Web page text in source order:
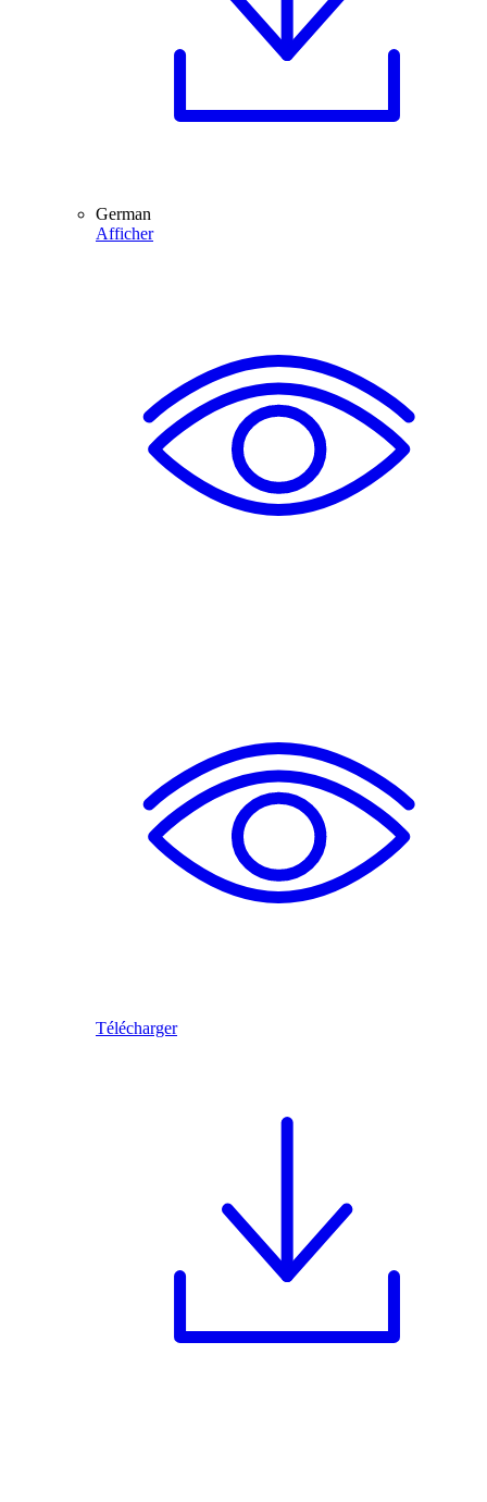
German
Afficher
Télécharger